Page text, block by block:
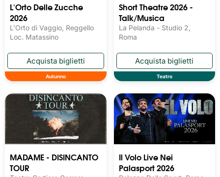
L'Orto Delle Zucche
2026
L'Orto di Vaggio, Reggello
Loc. Matassino
Autunno
Short Theatre 2026 -
Talk/Musica
La Pelanda - Studio 2,
Roma
Teatro
MADAME - DISINCANTO
TOUR
Il Volo Live Nei
Palasport 2026